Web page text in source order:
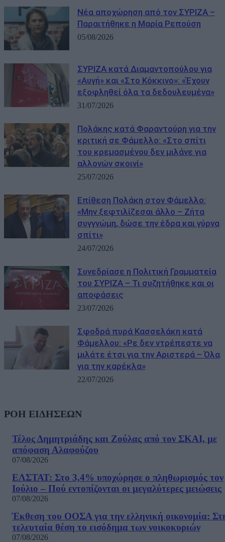
Νέα αποχώρηση από τον ΣΥΡΙΖΑ –
Παραιτήθηκε η Μαρία Ρεπούση
05/08/2026
ΣΥΡΙΖΑ κατά Διαμαντοπούλου για
«Αυγή» και «Στο Κόκκινο»: «Έχουν
εξοφληθεί όλα τα δεδουλευμένα»
31/07/2026
Πολάκης κατά Φαραντούρη για την
κριτική σε Φάμελλο: «Στο σπίτι
του κρεμασμένου δεν μιλάνε για
αλλονών σκοινί»
25/07/2026
Επίθεση Πολάκη στον Φάμελλο:
«Μην ξεφτιλίζεσαι άλλο – Ζήτα
συγγνώμη, δώσε την έδρα και γύρνα
σπίτι»
24/07/2026
Συνεδρίασε η Πολιτική Γραμματεία
του ΣΥΡΙΖΑ – Τι συζητήθηκε και οι
αποφάσεις
23/07/2026
Σφοδρά πυρά Κασσελάκη κατά
Φάμελλου: «Ρε δεν ντρέπεστε να
μιλάτε έτσι για την Αριστερά – Όλα
για την καρέκλα»
22/07/2026
ΡΟΗ ΕΙΔΗΣΕΩΝ
Τέλος Δημητριάδης και Ζούλας από τον ΣΚΑΙ, με
απόφαση Αλαφούζου
07/08/2026
ΕΛΣΤΑΤ: Στο 3,4% υποχώρησε ο πληθωρισμός τον
Ιούλιο – Πού εντοπίζονται οι μεγαλύτερες μειώσεις
07/08/2026
Έκθεση του ΟΟΣΑ για την ελληνική οικονομία:
τελευταία θέση το εισόδημα των νοικοκυριών
07/08/2026